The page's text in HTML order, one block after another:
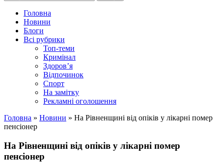
Головна
Новини
Блоги
Всі рубрики
Топ-теми
Кримінал
Здоров’я
Відпочинок
Спорт
На замітку
Рекламні оголошення
Головна » Новини » На Рівненщині від опіків у лікарні помер
пенсіонер
На Рівненщині від опіків у лікарні помер
пенсіонер